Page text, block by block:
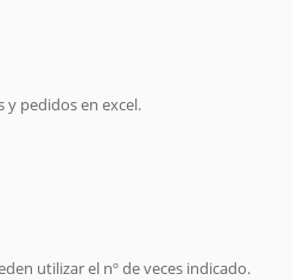
y pedidos en excel.
utilizar el nº de veces indicado.